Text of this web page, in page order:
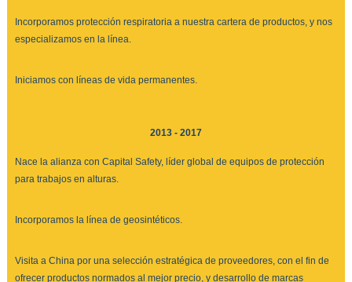
Incorporamos protección respiratoria a nuestra cartera de productos, y nos
especializamos en la línea.
Iniciamos con líneas de vida permanentes.
2013 - 2017
Nace la alianza con Capital Safety, líder global de equipos de protección
para trabajos en alturas.
Incorporamos la línea de geosintéticos.
Visita a China por una selección estratégica de proveedores, con el fin de
ofrecer productos normados al mejor precio, y desarrollo de marcas